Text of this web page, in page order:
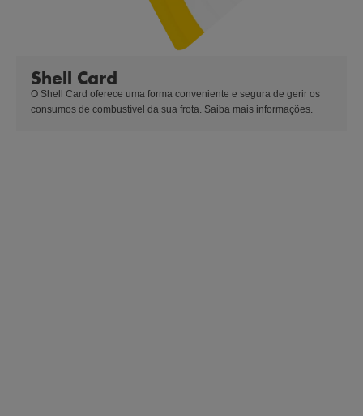
Shell Card
O Shell Card oferece uma forma conveniente e segura de gerir os
consumos de combustível da sua frota. Saiba mais informações.